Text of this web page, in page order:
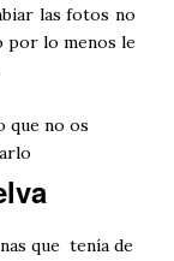
las fotos no
por lo menos le
que no os
que tenía de